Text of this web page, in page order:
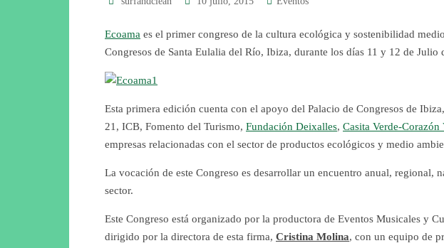
Ecoama es el primer congreso de la cultura ecológica y sostenibilidad
Congresos de Santa Eulalia del Río, Ibiza, durante los días 11 y 12 de Julio
Esta primera edición cuenta con el apoyo del Palacio de Congresos de
21, ICB, Fomento del Turismo, Fundación Deixalles, Casita Verde-Corazón
empresas relacionadas con el sector de productos ecológicos y medio
La vocación de este Congreso es desarrollar un encuentro anual, regional,
sector.
Este Congreso está organizado por la productora de Eventos Musicales y
dirigido por la directora de esta firma, Cristina Molina, con un equipo de